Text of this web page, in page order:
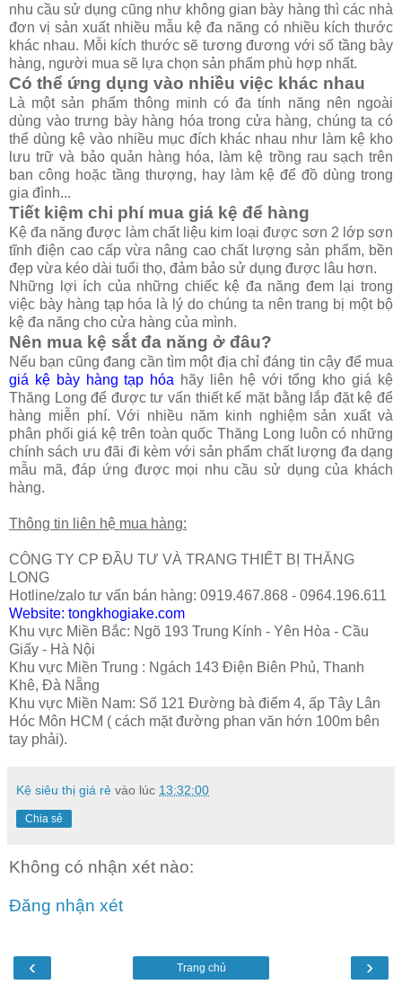
nhu cầu sử dụng cũng như không gian bày hàng thì các nhà
đơn vị sản xuất nhiều mẫu kệ đa năng có nhiều kích thước
khác nhau. Mỗi kích thước sẽ tương đương với số tầng bày
hàng, người mua sẽ lựa chọn sản phẩm phù hợp nhất.
Có thể ứng dụng vào nhiều việc khác nhau
Là một sản phẩm thông minh có đa tính năng nên ngoài
dùng vào trưng bày hàng hóa trong cửa hàng, chúng ta có
thể dùng kệ vào nhiều mục đích khác nhau như làm kệ kho
lưu trữ và bảo quản hàng hóa, làm kệ trồng rau sạch trên
ban công hoặc tầng thượng, hay làm kệ để đồ dùng trong
gia đình...
Tiết kiệm chi phí mua giá kệ để hàng
Kệ đa năng được làm chất liệu kim loại được sơn 2 lớp sơn
tĩnh điện cao cấp vừa nâng cao chất lượng sản phẩm, bền
đẹp vừa kéo dài tuổi thọ, đảm bảo sử dụng được lâu hơn.
Những lợi ích của những chiếc kệ đa năng đem lại trong
việc bày hàng tạp hóa là lý do chúng ta nên trang bị một bộ
kệ đa năng cho cửa hàng của mình.
Nên mua kệ sắt đa năng ở đâu?
Nếu bạn cũng đang cần tìm một địa chỉ đáng tin cậy để mua
giá kệ bày hàng tạp hóa hãy liên hệ với tổng kho giá kệ
Thăng Long để được tư vấn thiết kế mặt bằng lắp đặt kệ để
hàng miễn phí. Với nhiều năm kinh nghiệm sản xuất và
phân phối giá kệ trên toàn quốc Thăng Long luôn có những
chính sách ưu đãi đi kèm với sản phẩm chất lượng đa dạng
mẫu mã, đáp ứng được mọi nhu cầu sử dụng của khách
hàng.
Thông tin liên hệ mua hàng:
CÔNG TY CP ĐẦU TƯ VÀ TRANG THIẾT BỊ THĂNG
LONG
Hotline/zalo tư vấn bán hàng: 0919.467.868 - 0964.196.611
Website: tongkhogiake.com
Khu vực Miền Bắc: Ngõ 193 Trung Kính - Yên Hòa - Cầu
Giấy - Hà Nội
Khu vực Miền Trung : Ngách 143 Điện Biên Phủ, Thanh
Khê, Đà Nẵng
Khu vực Miền Nam: Số 121 Đường bà điểm 4, ấp Tây Lân
Hóc Môn HCM ( cách mặt đường phan văn hớn 100m bên
tay phải).
Kệ siêu thị giá rẻ vào lúc 13:32:00
Chia sẻ
Không có nhận xét nào:
Đăng nhận xét
‹ ›
Trang chủ